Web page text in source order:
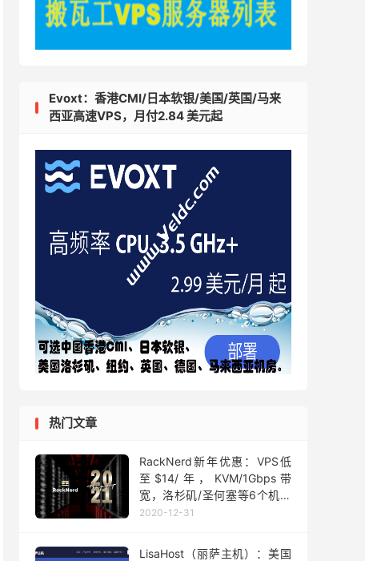
Evoxt：香港CMI/日本软银/美国/英国/马来
西亚高速VPS，月付2.84 美元起
热门文章
RackNerd新年优惠：VPS低
至$14/年，KVM/1Gbps带
宽，洛杉矶/圣何塞等6个机房
可选
2020-12-31
LisaHost（丽萨主机）：美国